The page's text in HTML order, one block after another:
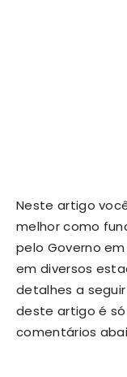
Neste artigo
melhor como
pelo Governo
em diversos
detalhes a
deste artigo é
comentários